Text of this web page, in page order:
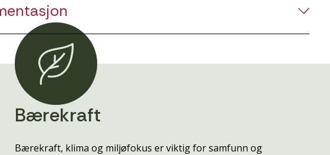
Bærekraft
Bærekraft, klima og miljøfokus er viktig for samfunn og